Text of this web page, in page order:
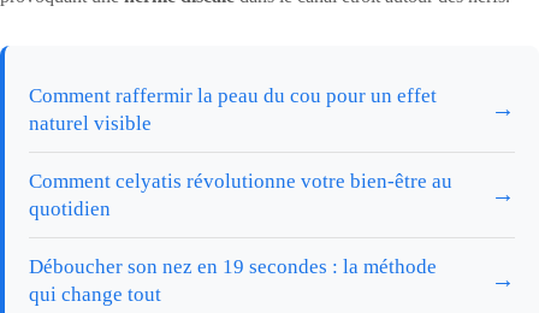
Comment raffermir la peau du cou pour un effet
naturel visible
→
Comment celyatis révolutionne votre bien-être au
quotidien
→
Déboucher son nez en 19 secondes : la méthode
qui change tout
→